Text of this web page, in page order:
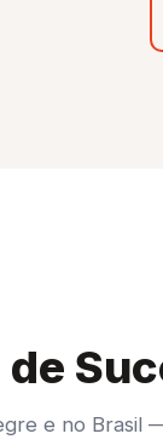
de
e no Brasil